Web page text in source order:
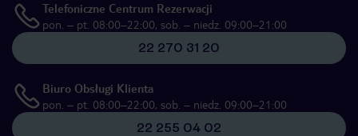
Telefoniczne Centrum Rezerwacji
pon. – pt. 08:00–22:00, sob. – niedz. 09:00–21:00
22 270 31 20
Biuro Obsługi Klienta
pon. – pt. 08:00–22:00, sob. – niedz. 09:00–21:00
22 255 04 02